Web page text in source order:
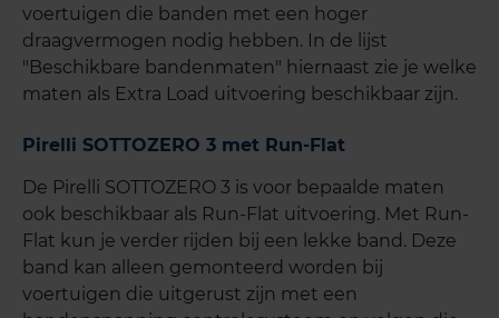
voertuigen die banden met een hoger
draagvermogen nodig hebben. In de lijst
"Beschikbare bandenmaten" hiernaast zie je welke
maten als Extra Load uitvoering beschikbaar zijn.
Pirelli SOTTOZERO 3 met Run-Flat
De Pirelli SOTTOZERO 3 is voor bepaalde maten
ook beschikbaar als Run-Flat uitvoering. Met Run-
Flat kun je verder rijden bij een lekke band. Deze
band kan alleen gemonteerd worden bij
voertuigen die uitgerust zijn met een